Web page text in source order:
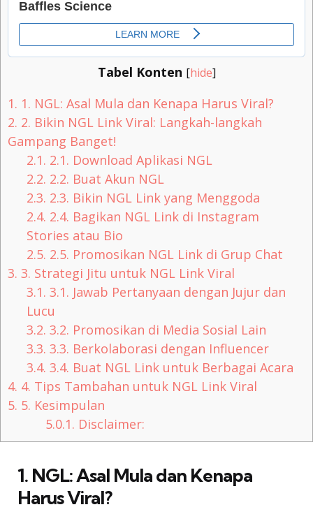
Tabel Konten [hide]
1. 1. NGL: Asal Mula dan Kenapa Harus Viral?
2. 2. Bikin NGL Link Viral: Langkah-langkah
Gampang Banget!
2.1. 2.1. Download Aplikasi NGL
2.2. 2.2. Buat Akun NGL
2.3. 2.3. Bikin NGL Link yang Menggoda
2.4. 2.4. Bagikan NGL Link di Instagram
Stories atau Bio
2.5. 2.5. Promosikan NGL Link di Grup Chat
3. 3. Strategi Jitu untuk NGL Link Viral
3.1. 3.1. Jawab Pertanyaan dengan Jujur dan
Lucu
3.2. 3.2. Promosikan di Media Sosial Lain
3.3. 3.3. Berkolaborasi dengan Influencer
3.4. 3.4. Buat NGL Link untuk Berbagai Acara
4. 4. Tips Tambahan untuk NGL Link Viral
5. 5. Kesimpulan
5.0.1. Disclaimer:
1. NGL: Asal Mula dan Kenapa
Harus Viral?